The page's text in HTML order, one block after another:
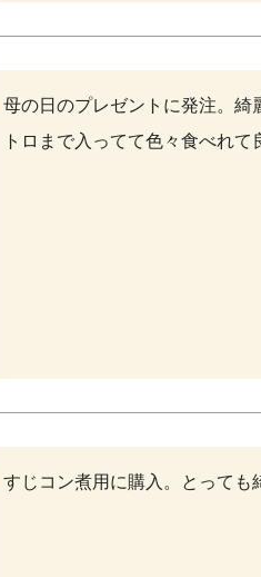
母の日のプレゼントに発注。
トロまで入ってて色々食べれ
すじコン煮用に購入。とっても